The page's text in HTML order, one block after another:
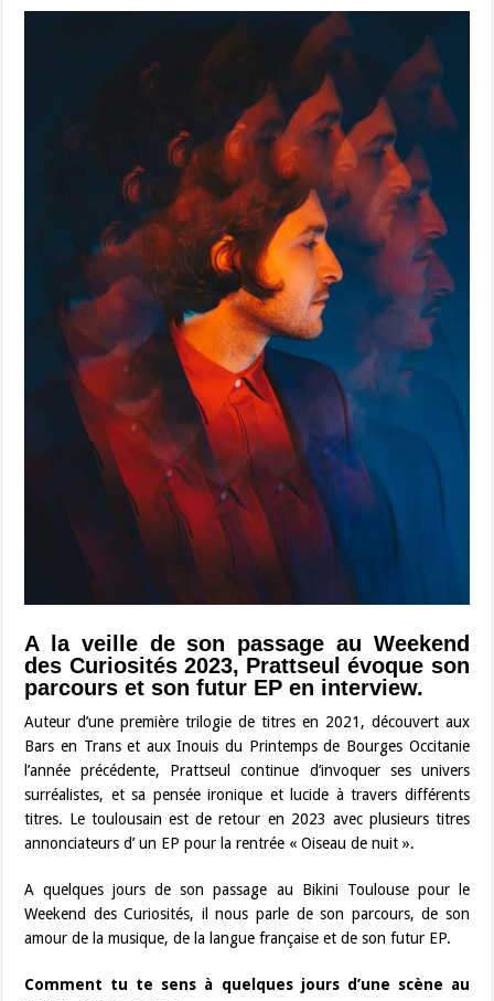
A la veille de son passage au Weekend
des Curiosités 2023, Prattseul évoque son
parcours et son futur EP en interview.
Auteur d’une première trilogie de titres en 2021, découvert aux
Bars en Trans et aux Inouis du Printemps de Bourges Occitanie
l’année précédente, Prattseul continue d’invoquer ses univers
surréalistes, et sa pensée ironique et lucide à travers différents
titres. Le toulousain est de retour en 2023 avec plusieurs titres
annonciateurs d’ un EP pour la rentrée « Oiseau de nuit ».
A quelques jours de son passage au Bikini Toulouse pour le
Weekend des Curiosités, il nous parle de son parcours, de son
amour de la musique, de la langue française et de son futur EP.
Comment tu te sens à quelques jours d’une scène au